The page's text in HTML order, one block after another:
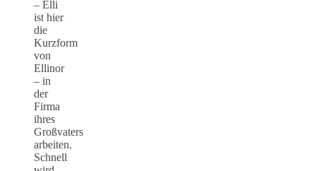
– Elli
ist hier
die
Kurzform
von
Ellinor
– in
der
Firma
ihres
Großvaters
arbeiten.
Schnell